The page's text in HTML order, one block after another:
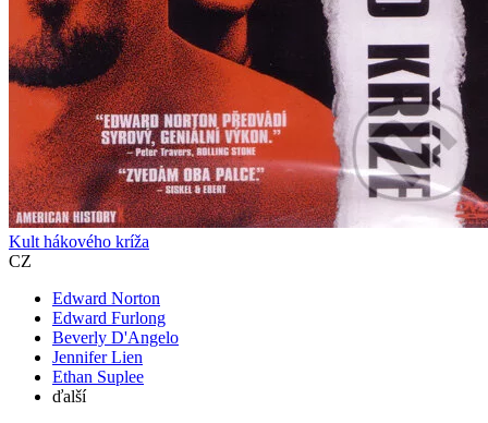
Kult hákového kríža
CZ
Edward Norton
Edward Furlong
Beverly D'Angelo
Jennifer Lien
Ethan Suplee
ďalší